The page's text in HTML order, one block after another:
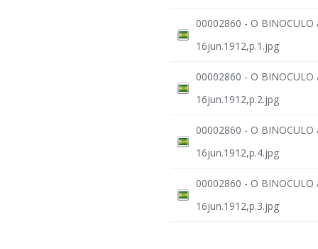
00002860 - O BINOCULO
16jun.1912,p.1.jpg
00002860 - O BINOCULO
16jun.1912,p.2.jpg
00002860 - O BINOCULO
16jun.1912,p.4.jpg
00002860 - O BINOCULO
16jun.1912,p.3.jpg